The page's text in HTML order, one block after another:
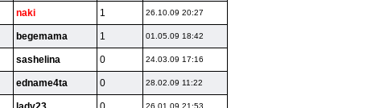
naki 1 26.10.09 20:27
begemama 1 01.05.09 18:42
sashelina 0 24.03.09 17:16
edname4ta 0 28.02.09 11:22
26.01.09 21:53